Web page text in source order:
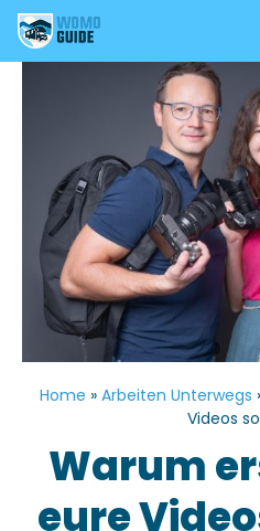
Home » Arbeiten Unterwegs
Videos
Warum
eure